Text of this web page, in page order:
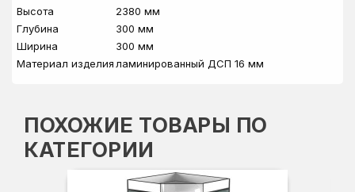
Высота
2380 мм
Глубина
300 мм
Ширина
300 мм
Материал изделия ламинированный ДСП 16 мм
ПОХОЖИЕ ТОВАРЫ ПО
КАТЕГОРИИ